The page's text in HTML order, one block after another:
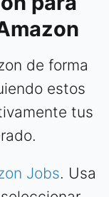
de forma
estos
tus
Jobs. Usa